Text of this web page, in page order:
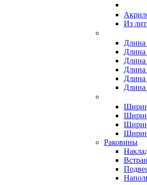
Из
Длина
Длина
Длина
Длина
Длина
Длина
Раковины